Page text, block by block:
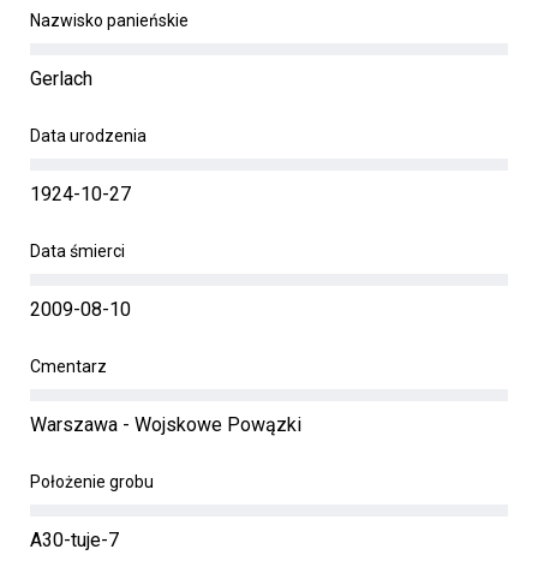
Nazwisko panieńskie
Gerlach
Data urodzenia
1924-10-27
Data śmierci
2009-08-10
Cmentarz
Warszawa - Wojskowe Powązki
Położenie grobu
A30-tuje-7